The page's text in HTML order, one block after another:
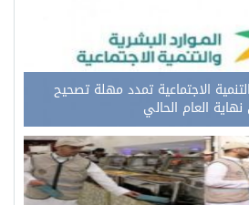
الاجتماعية تمدد مهلة تصحيح
العام الحالي